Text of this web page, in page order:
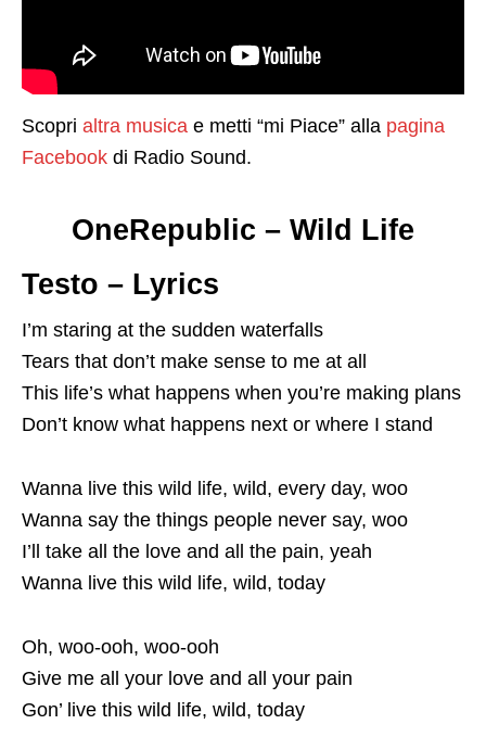
Scopri altra musica e metti “mi Piace” alla pagina
Facebook di Radio Sound.
OneRepublic – Wild Life
Testo – Lyrics
I’m staring at the sudden waterfalls
Tears that don’t make sense to me at all
This life’s what happens when you’re making plans
Don’t know what happens next or where I stand
Wanna live this wild life, wild, every day, woo
Wanna say the things people never say, woo
I’ll take all the love and all the pain, yeah
Wanna live this wild life, wild, today
Oh, woo-ooh, woo-ooh
Give me all your love and all your pain
Gon’ live this wild life, wild, today